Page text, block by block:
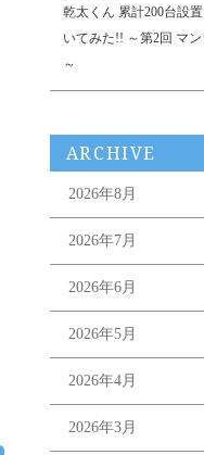
乾太くん 累計200台設
いてみた!! ～第2回 マ
～
ARCHIVE
2026年8月
2026年7月
2026年6月
2026年5月
2026年4月
2026年3月